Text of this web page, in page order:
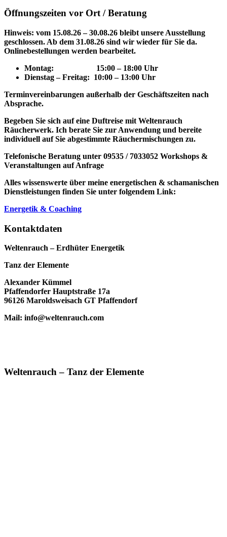
Öffnungszeiten vor Ort / Beratung
Hinweis: vom 15.08.26 – 30.08.26 bleibt unsere Ausstellung
geschlossen. Ab dem 31.08.26 sind wir wieder für Sie da.
Onlinebestellungen werden bearbeitet.
Montag: 15:00 – 18:00 Uhr
Dienstag – Freitag: 10:00 – 13:00 Uhr
Terminvereinbarungen außerhalb der Geschäftszeiten nach
Absprache.
Begeben Sie sich auf eine Duftreise mit Weltenrauch
Räucherwerk. Ich berate Sie zur Anwendung und bereite
individuell auf Sie abgestimmte Räuchermischungen zu.
Telefonische Beratung unter 09535 / 7033052 Workshops &
Veranstaltungen auf Anfrage
Alles wissenswerte über meine energetischen & schamanischen
Dienstleistungen finden Sie unter folgendem Link:
Energetik & Coaching
Kontaktdaten
Weltenrauch – Erdhüter Energetik
Tanz der Elemente
Alexander Kümmel
Pfaffendorfer Hauptstraße 17a
96126 Maroldsweisach GT Pfaffendorf
Mail: info@weltenrauch.com
Weltenrauch – Tanz der Elemente